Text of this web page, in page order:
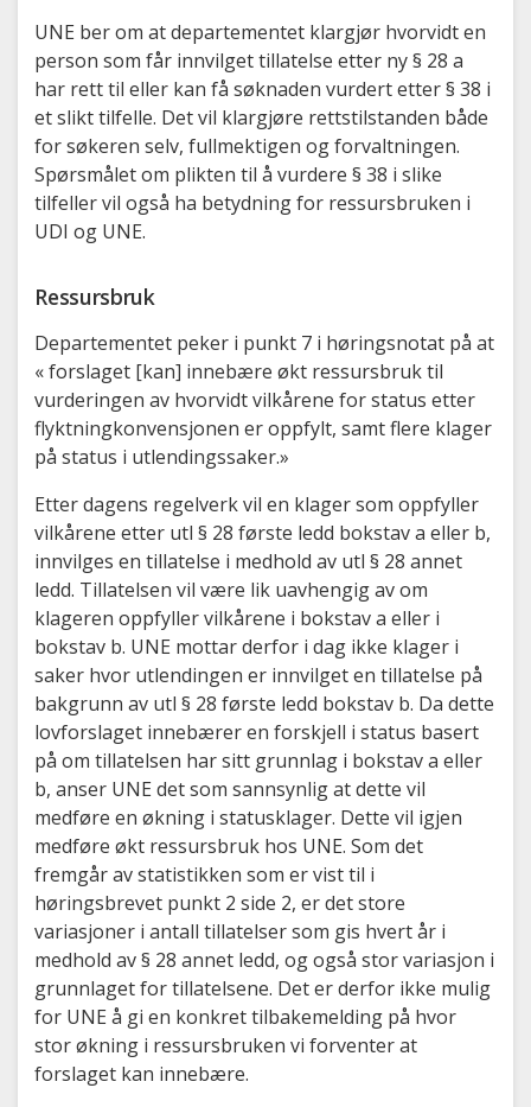
UNE ber om at departementet klargjør hvorvidt en
person som får innvilget tillatelse etter ny § 28 a
har rett til eller kan få søknaden vurdert etter § 38 i
et slikt tilfelle. Det vil klargjøre rettstilstanden både
for søkeren selv, fullmektigen og forvaltningen.
Spørsmålet om plikten til å vurdere § 38 i slike
tilfeller vil også ha betydning for ressursbruken i
UDI og UNE.
Ressursbruk
Departementet peker i punkt 7 i høringsnotat på at
« forslaget [kan] innebære økt ressursbruk til
vurderingen av hvorvidt vilkårene for status etter
flyktningkonvensjonen er oppfylt, samt flere klager
på status i utlendingssaker.»
Etter dagens regelverk vil en klager som oppfyller
vilkårene etter utl § 28 første ledd bokstav a eller b,
innvilges en tillatelse i medhold av utl § 28 annet
ledd. Tillatelsen vil være lik uavhengig av om
klageren oppfyller vilkårene i bokstav a eller i
bokstav b. UNE mottar derfor i dag ikke klager i
saker hvor utlendingen er innvilget en tillatelse på
bakgrunn av utl § 28 første ledd bokstav b. Da dette
lovforslaget innebærer en forskjell i status basert
på om tillatelsen har sitt grunnlag i bokstav a eller
b, anser UNE det som sannsynlig at dette vil
medføre en økning i statusklager. Dette vil igjen
medføre økt ressursbruk hos UNE. Som det
fremgår av statistikken som er vist til i
høringsbrevet punkt 2 side 2, er det store
variasjoner i antall tillatelser som gis hvert år i
medhold av § 28 annet ledd, og også stor variasjon i
grunnlaget for tillatelsene. Det er derfor ikke mulig
for UNE å gi en konkret tilbakemelding på hvor
stor økning i ressursbruken vi forventer at
forslaget kan innebære.